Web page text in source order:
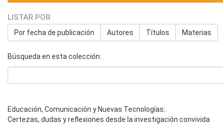
LISTAR POR
Por fecha de publicación Autores Títulos Materias
Búsqueda en esta colección:
Educación, Comunicación y Nuevas Tecnologías:.
Certezas, dudas y reflexiones desde la investigación convivida